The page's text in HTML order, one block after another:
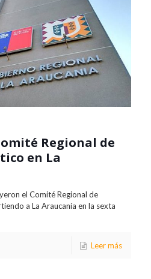
Regional de
en La
el Comité Regional de
a La Araucanía en la sexta
Leer más